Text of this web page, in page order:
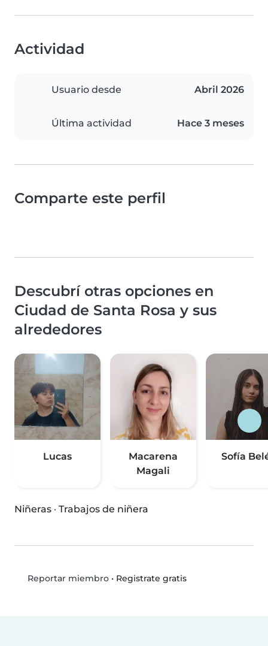
Actividad
Usuario desde Abril 2026
Última actividad Hace 3 meses
Comparte este perfil
Descubrí otras opciones en
Ciudad de Santa Rosa y sus
alrededores
Lucas
Macarena
Magali
Sofía
Niñeras · Trabajos de niñera
Reportar miembro• Registrate gratis